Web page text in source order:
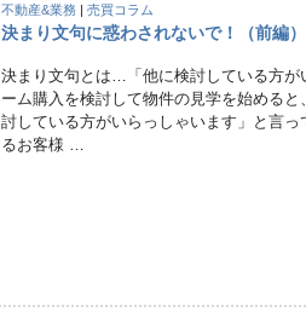
不動産&業務 |売買コラム
決まり文句に惑わされないで！（前編）
決まり文句とは…「他に検討している方が
ーム購入を検討して物件の見学を始める
討している方がいらっしゃいます」と言
るお客様 …